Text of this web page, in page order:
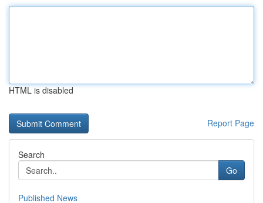
HTML is disabled
Report Page
Search
Go
Published News